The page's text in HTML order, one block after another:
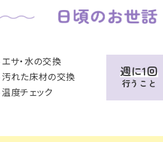
エサ・水の交換
汚れた床材の交換
温度チェック
週に1回
行うこと